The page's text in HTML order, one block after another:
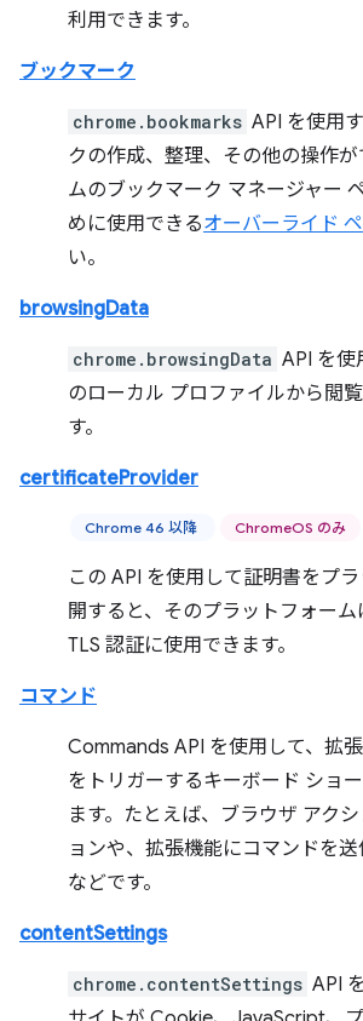
利用できます。
ブックマーク
chrome.bookmarks API を使用
クの作成、整理、その他の操作
ムのブックマーク マネージャー
めに使用できるオーバーライド
い。
browsingData
chrome.browsingData API を使
のローカル プロファイルから閲
す。
certificateProvider
Chrome 46 以降 ChromeOS のみ
この API を使用して証明書をプ
開すると、そのプラットフォー
TLS 認証に使用できます。
コマンド
Commands API を使用して、拡
をトリガーするキーボード ショ
ます。たとえば、ブラウザ アク
ョンや、拡張機能にコマンドを
などです。
contentSettings
chrome.contentSettings API